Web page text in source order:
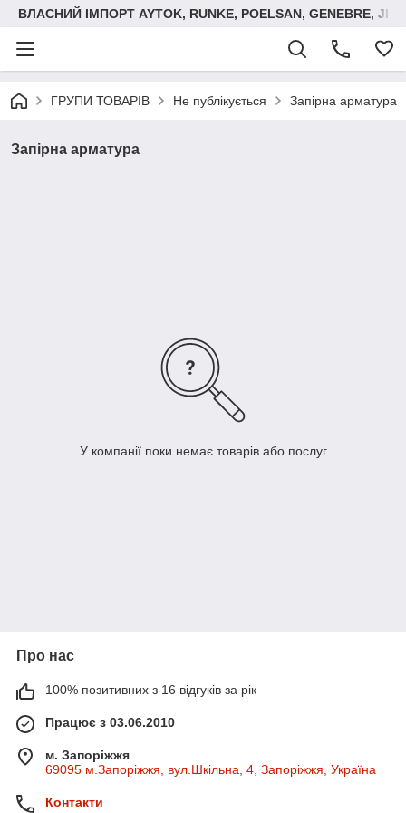
ВЛАСНИЙ ІМПОРТ AYTOK, RUNKE, POELSAN, GENEBRE,
ГРУПИ ТОВАРІВ Не публікується Запірна арматура
Запірна арматура
У компанії поки немає товарів або послуг
Про нас
100% позитивних з 16 відгуків за рік
Працює з 03.06.2010
м. Запоріжжя
69095 м.Запоріжжя, вул.Шкільна, 4, Запоріжжя, Україна
Контакти